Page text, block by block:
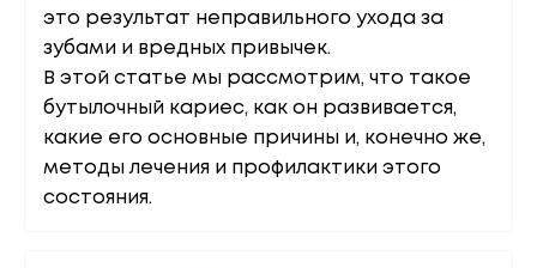
это результат неправильного ухода за
зубами и вредных привычек.
В этой статье мы рассмотрим, что такое
бутылочный кариес, как он развивается,
какие его основные причины и, конечно же,
методы лечения и профилактики этого
состояния.